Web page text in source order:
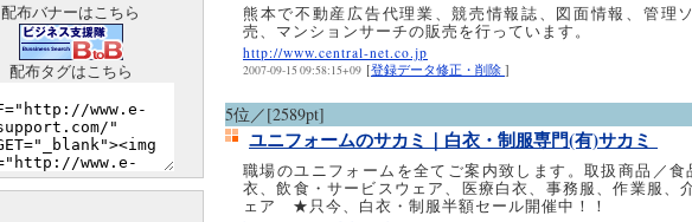
熊本で不動産広告代理業、競売情報誌、図面情報、管理
売、マンションサーチの販売を行っています。
http://www.central-net.co.jp
2007-09-15 09:58:15+09 [登録データ修正・削除 ]
5位／[2589pt]
ユニフォームのサカミ｜白衣・制服専門(有)サカミ
職場のユニフォームを全てご案内致します。取扱商品／食
衣、飲食・サービスウェア、医療白衣、事務服、作業服、
ェア ★只今、白衣・制服半額セール開催中！！
配布バナーはこちら
配布タグはこちら